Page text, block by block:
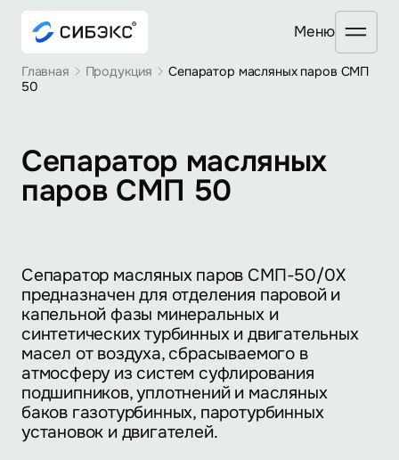
Mеню
Главная Продукция
Сепаратор масляных паров СМП
50
Сепаратор масляных
паров СМП 50
Сепаратор масляных паров СМП-50/0Х
предназначен для отделения паровой и
капельной фазы минеральных и
синтетических турбинных и двигательных
масел от воздуха, сбрасываемого в
атмосферу из систем суфлирования
подшипников, уплотнений и масляных
баков газотурбинных, паротурбинных
установок и двигателей.